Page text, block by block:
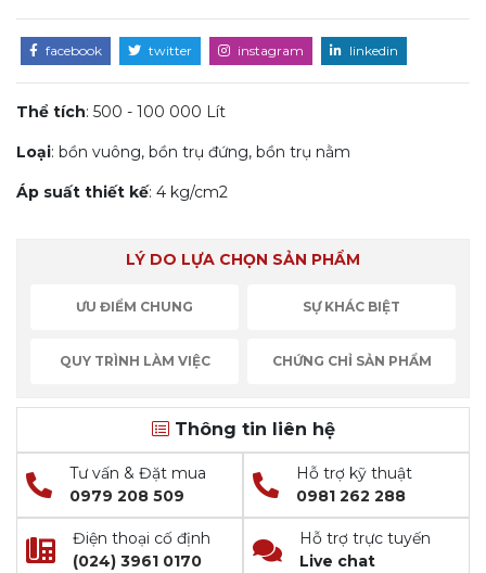
facebook twitter instagram linkedin
Thể tích: 500 - 100 000 Lít
Loại: bồn vuông, bồn trụ đứng, bồn trụ nằm
Áp suất thiết kế: 4 kg/cm2
LÝ DO LỰA CHỌN SẢN PHẨM
ƯU ĐIỂM CHUNG SỰ KHÁC BIỆT
QUY TRÌNH LÀM VIỆC CHỨNG CHỈ SẢN PHẨM
Thông tin liên hệ
Tư vấn & Đặt mua
0979 208 509
Hỗ trợ kỹ thuật
0981 262 288
Điện thoại cố định
(024) 3961 0170
Hỗ trợ trực tuyến
Live chat